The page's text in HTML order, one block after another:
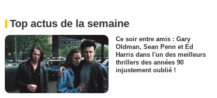
Top actus de la semaine
Ce soir entre amis : Gary
Oldman, Sean Penn et Ed
Harris dans l'un des meilleurs
thrillers des années 90
injustement oublié !